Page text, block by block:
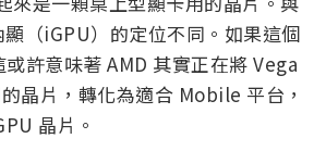
（iGPU）的定位不同。如果這個
許意味著 AMD 其實正在將 Vega
晶片，轉化為適合 Mobile 平台，
晶片。